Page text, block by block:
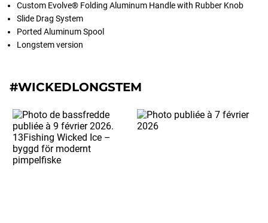
Custom Evolve® Folding Aluminum Handle with Rubber Knob
Slide Drag System
Ported Aluminum Spool
Longstem version
#WICKEDLONGSTEM